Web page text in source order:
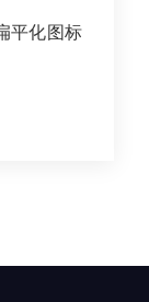
平化图标